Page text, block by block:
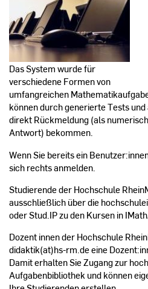
Das System wurde für
verschiedene Formen von
umfangreichen
können durch generierte Tests
direkt Rückmeldung (als
Antwort) bekommen.
Wenn Sie bereits ein
sich rechts anmelden.
Studierende der Hochschule
ausschließlich über die
oder Stud.IP zu den Kursen in
Dozent innen der Hochschule
didaktik(at)hs-rm.de eine
Damit erhalten Sie Zugang zur
Aufgabenbibliothek und können